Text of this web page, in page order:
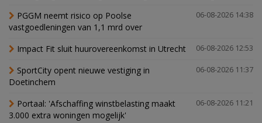
06-08-2026 14:38
PGGM neemt risico op Poolse
vastgoedleningen van 1,1 mrd over
06-08-2026 12:53
Impact Fit sluit huurovereenkomst in Utrecht
06-08-2026 11:37
SportCity opent nieuwe vestiging in
Doetinchem
06-08-2026 11:21
Portaal: 'Afschaffing winstbelasting maakt
3.000 extra woningen mogelijk'